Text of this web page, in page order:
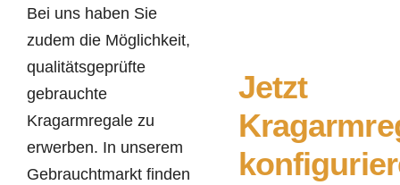
Bei uns haben Sie
zudem die Möglichkeit,
qualitätsgeprüfte
gebrauchte
Kragarmregale zu
erwerben. In unserem
Gebrauchtmarkt finden
Jetzt